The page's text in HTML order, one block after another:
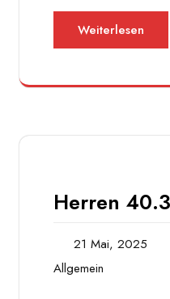
Weiterlesen
Herren 40.3
21 Mai, 2025
Allgemein